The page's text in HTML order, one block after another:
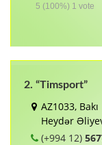
5 (100%) 1 vote
2. “Timsport”
AZ1033, Bakı
Heydər
(+994 12)